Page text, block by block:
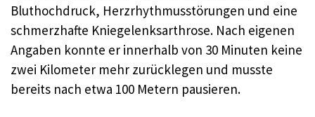
Bluthochdruck, Herzrhythmusstörungen und eine
schmerzhafte Kniegelenksarthrose. Nach eigenen
Angaben konnte er innerhalb von 30 Minuten keine
zwei Kilometer mehr zurücklegen und musste
bereits nach etwa 100 Metern pausieren.